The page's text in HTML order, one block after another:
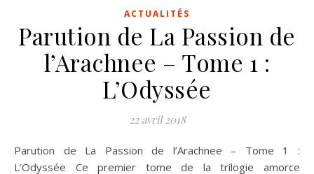
ACTUALITÉS
Parution de La Passion de
l’Arachnee – Tome 1 :
L’Odyssée
22 avril 2018
Parution de La Passion de l’Arachnee – Tome 1 :
L’Odyssée Ce premier tome de la trilogie amorce